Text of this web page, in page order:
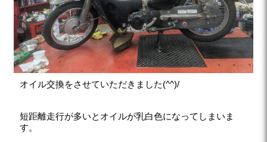
オイル交換をさせていただきました(^^)/
短距離走行が多いとオイルが乳白色になってしまいま
す。